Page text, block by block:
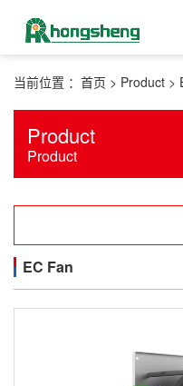
当前位置 ： 首页 > Product >
Product
Product
EC Fan